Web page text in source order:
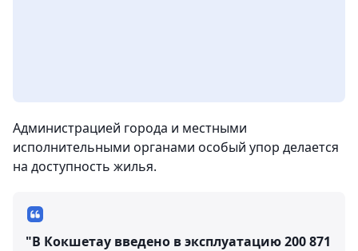
Администрацией города и местными
исполнительными органами особый упор делается
на доступность жилья.
"В Кокшетау введено в эксплуатацию 200 871